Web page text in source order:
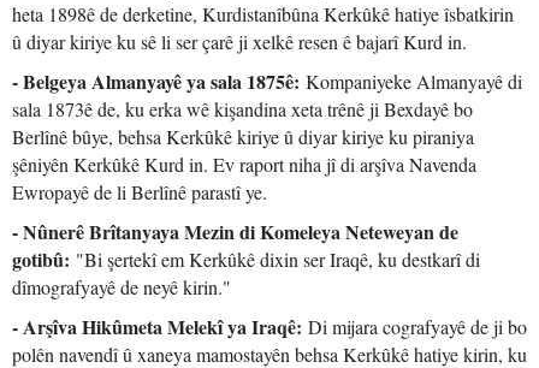
heta 1898ê de derketine, Kurdistanîbûna Kerkûkê hatiye îsbatkirin
û diyar kiriye ku sê li ser çarê ji xelkê resen ê bajarî Kurd in.
- Belgeya Almanyayê ya sala 1875ê: Kompaniyeke Almanyayê di
sala 1873ê de, ku erka wê kişandina xeta trênê ji Bexdayê bo
Berlînê bûye, behsa Kerkûkê kiriye û diyar kiriye ku piraniya
şêniyên Kerkûkê Kurd in. Ev raport niha jî di arşîva Navenda
Ewropayê de li Berlînê parastî ye.
- Nûnerê Brîtanyaya Mezin di Komeleya Neteweyan de
gotibû: "Bi şertekî em Kerkûkê dixin ser Iraqê, ku destkarî di
dîmografyayê de neyê kirin."
- Arşîva Hikûmeta Melekî ya Iraqê: Di mijara cografyayê de ji bo
polên navendî û xaneya mamostayên behsa Kerkûkê hatiye kirin, ku